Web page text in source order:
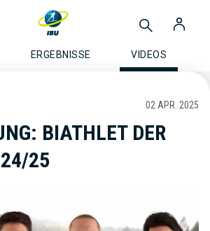
ERGEBNISSE VIDEOS
02 APR. 2025
BIATHLET DER
25